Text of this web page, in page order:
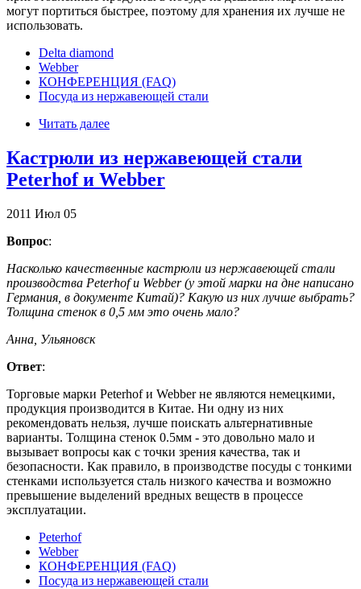
могут портиться быстрее, поэтому для хранения их лучше не
использовать.
Delta diamond
Webber
КОНФЕРЕНЦИЯ (FAQ)
Посуда из нержавеющей стали
Читать далее
Кастрюли из нержавеющей стали
Peterhof и Webber
2011 Июл 05
Вопрос:
Насколько качественные кастрюли из нержавеющей стали
производства Peterhof и Webber (у этой марки на дне написано
Германия, в документе Китай)? Какую из них лучше выбрать?
Толщина стенок в 0,5 мм это очень мало?
Анна, Ульяновск
Ответ:
Торговые марки Peterhof и Webber не являются немецкими,
продукция производится в Китае. Ни одну из них
рекомендовать нельзя, лучше поискать альтернативные
варианты. Толщина стенок 0.5мм - это довольно мало и
вызывает вопросы как с точки зрения качества, так и
безопасности. Как правило, в производстве посуды с тонкими
стенками используется сталь низкого качества и возможно
превышение выделений вредных веществ в процессе
эксплуатации.
Peterhof
Webber
КОНФЕРЕНЦИЯ (FAQ)
Посуда из нержавеющей стали